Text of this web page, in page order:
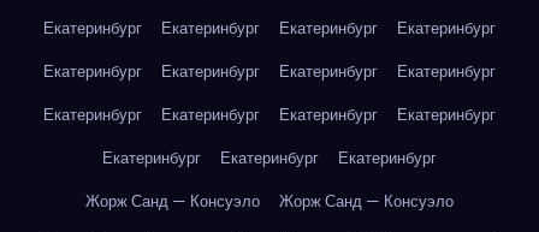
Екатеринбург
Екатеринбург Екатеринбург
Екатеринбург
Екатеринбург
Екатеринбург Екатеринбург
Екатеринбург
Екатеринбург
Екатеринбург Екатеринбург
Екатеринбург
Екатеринбург
Екатеринбург
Екатеринбург
Жорж Санд — Консуэло
Жорж Санд — Консуэло